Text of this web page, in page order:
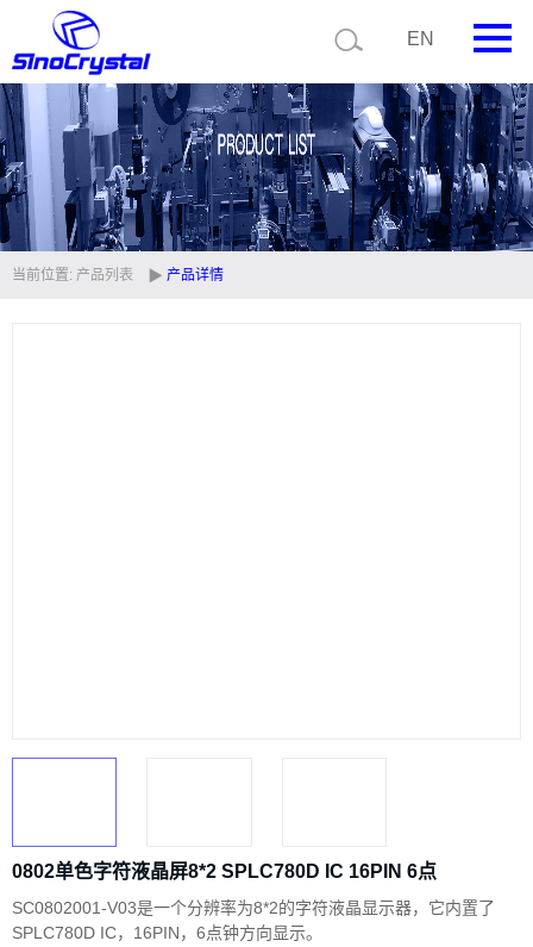
EN
首页
公司简介
产品中心
技术支持
当前位置: 产品列表 产品详情
0802单色字符液晶屏8*2 SPLC780D IC 16PIN 6点
SC0802001-V03是一个分辨率为8*2的字符液晶显示器，它内置了
SPLC780D IC，16PIN，6点钟方向显示。